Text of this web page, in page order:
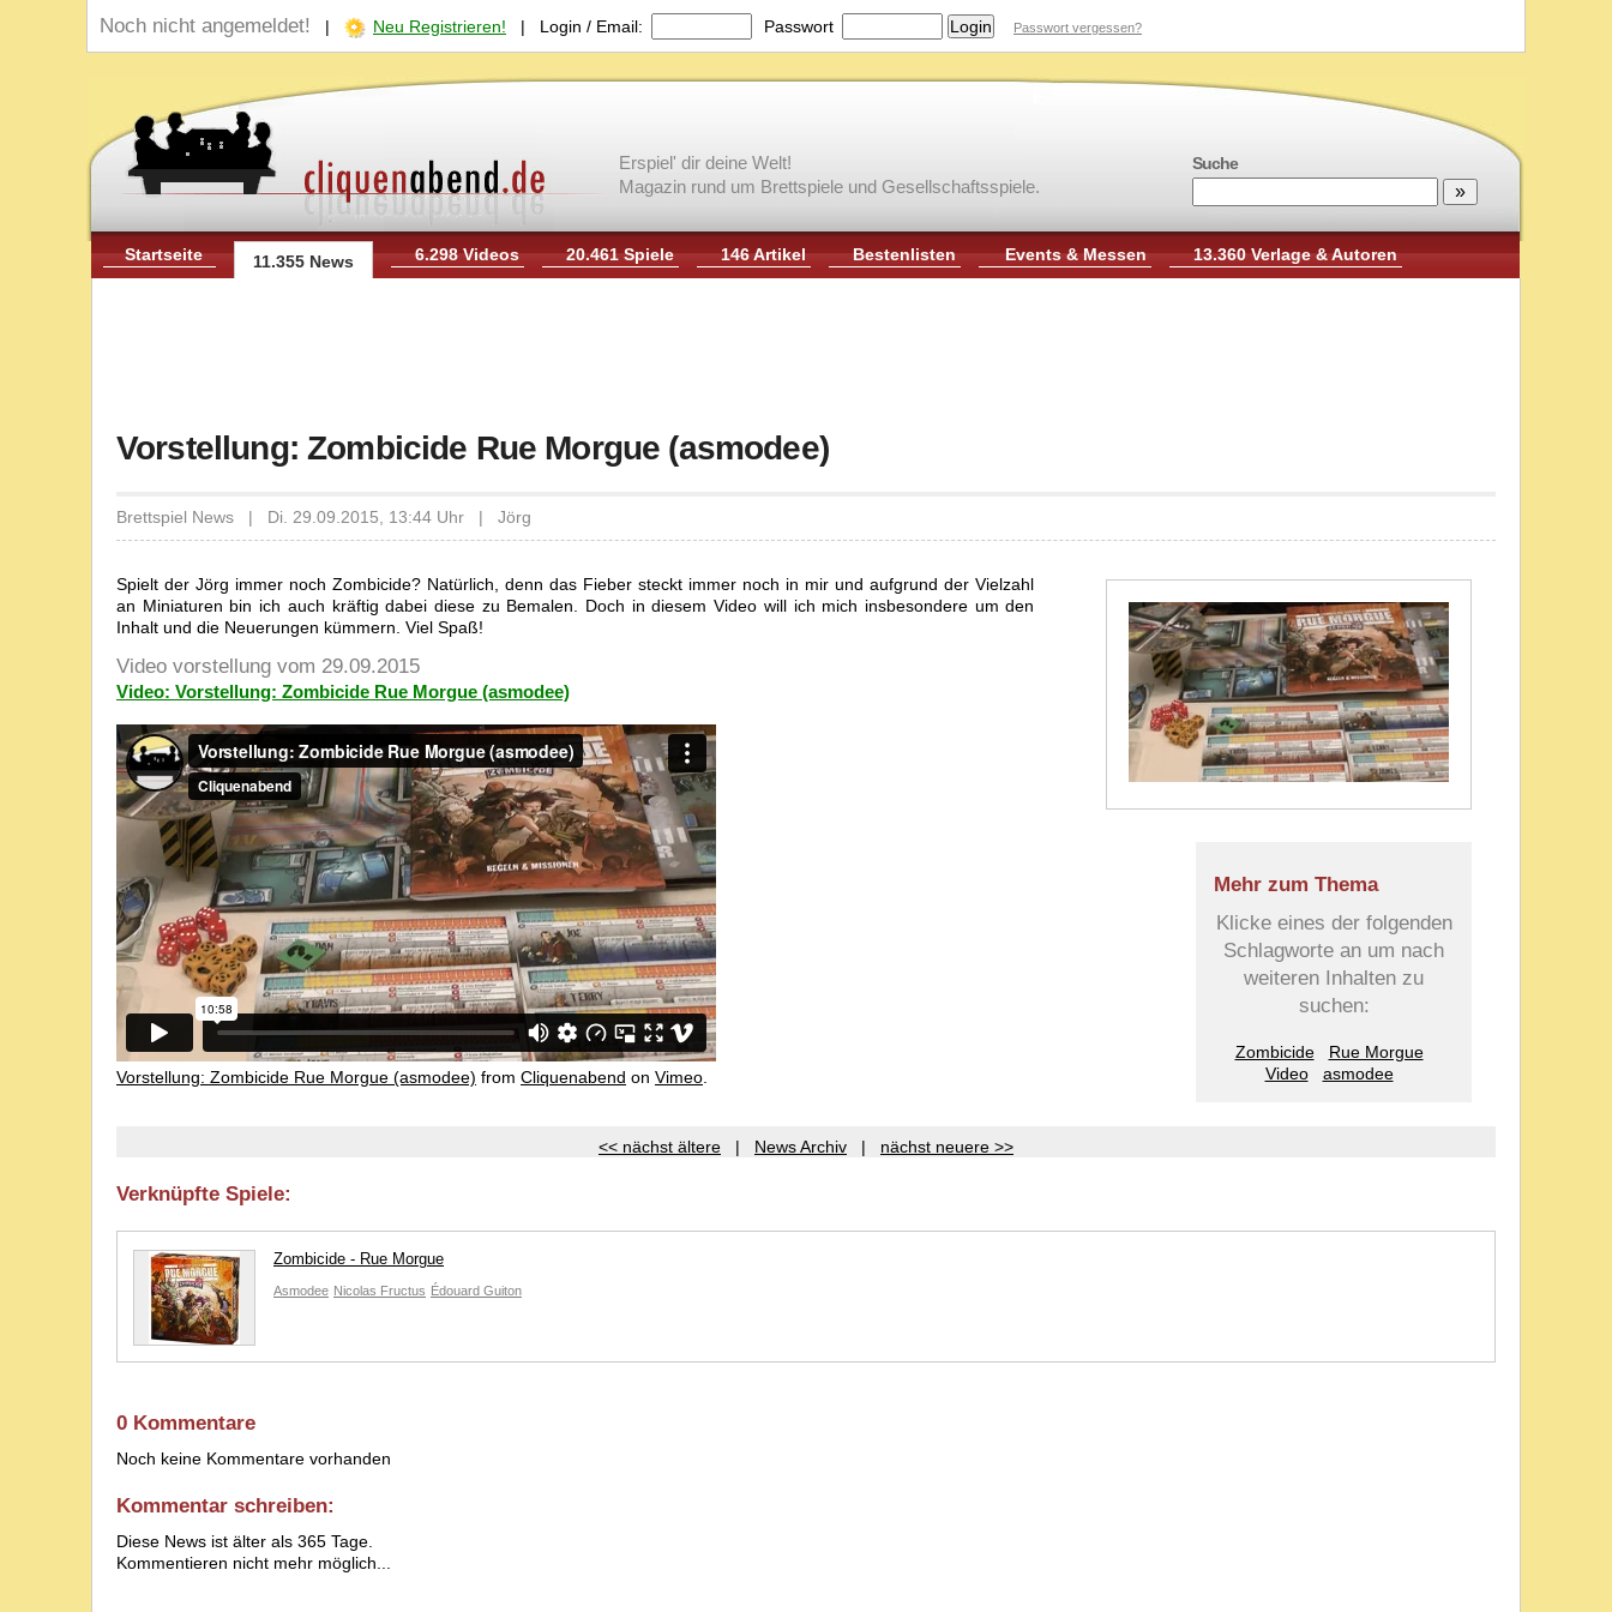
Noch nicht angemeldet! | Neu Registrieren! | Login / Email: Passwort Passwort vergessen?
Suche
Erspiel' dir deine Welt!
Magazin rund um Brettspiele und Gesellschaftsspiele.
Startseite 11.355 News 6.298 Videos 20.461 Spiele 146 Artikel Bestenlisten Events & Messen 13.360 Verlage & Autoren
Vorstellung: Zombicide Rue Morgue (asmodee)
Brettspiel News | Di. 29.09.2015, 13:44 Uhr | Jörg
Mehr zum Thema
Klicke eines der folgenden
Schlagworte an um nach
weiteren Inhalten zu
suchen:
Zombicide
Rue Morgue
Video
asmodee
Spielt der Jörg immer noch Zombicide? Natürlich, denn das Fieber steckt immer noch in mir und aufgrund der Vielzahl
an Miniaturen bin ich auch kräftig dabei diese zu Bemalen. Doch in diesem Video will ich mich insbesondere um den
Inhalt und die Neuerungen kümmern. Viel Spaß!
Video vorstellung vom 29.09.2015
Video: Vorstellung: Zombicide Rue Morgue (asmodee)
Vorstellung: Zombicide Rue Morgue (asmodee) from Cliquenabend on Vimeo
<< nächst ältere | News Archiv | nächst neuere >>
Verknüpfte Spiele:
Zombicide - Rue Morgue
Asmodee Nicolas Fructus Édouard Guiton
0 Kommentare
Noch keine Kommentare vorhanden
Kommentar schreiben:
Diese News ist älter als 365 Tage.
Kommentieren nicht mehr möglich...